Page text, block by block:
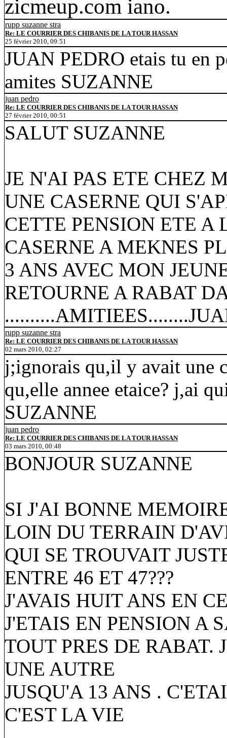
zicmeup.com iano.
rupp suzanne stra
Re: LE COURRIER DES CHIBANIS DE LA TOUR HASSAN
25 février 2010, 09:51
JUAN PEDRO etais tu en
amites SUZANNE
juan pedro
Re: LE COURRIER DES CHIBANIS DE LA TOUR HASSAN
27 février 2010, 00:51
SALUT SUZANNE
JE N'AI PAS ETE CHEZ
UNE CASERNE QUI
CETTE PENSION ETE
CASERNE A MEKNES
3 ANS AVEC MON
RETOURNE A RABAT
rupp suzanne stra
Re: LE COURRIER DES CHIBANIS DE LA TOUR HASSAN
02 mars 2010, 02:27
j;ignorais qu,il y avait une
qu,elle annee etaice? j,ai
SUZANNE
juan pedro
Re: LE COURRIER DES CHIBANIS DE LA TOUR HASSAN
03 mars 2010, 00:48
BONJOUR SUZANNE
SI J'AI BONNE
LOIN DU TERRAIN
QUI SE TROUVAIT
ENTRE 46 ET 47???
J'AVAIS HUIT ANS EN
J'ETAIS EN PENSION A
TOUT PRES DE RABAT.
UNE AUTRE
JUSQU'A 13 ANS .
C'EST LA VIE